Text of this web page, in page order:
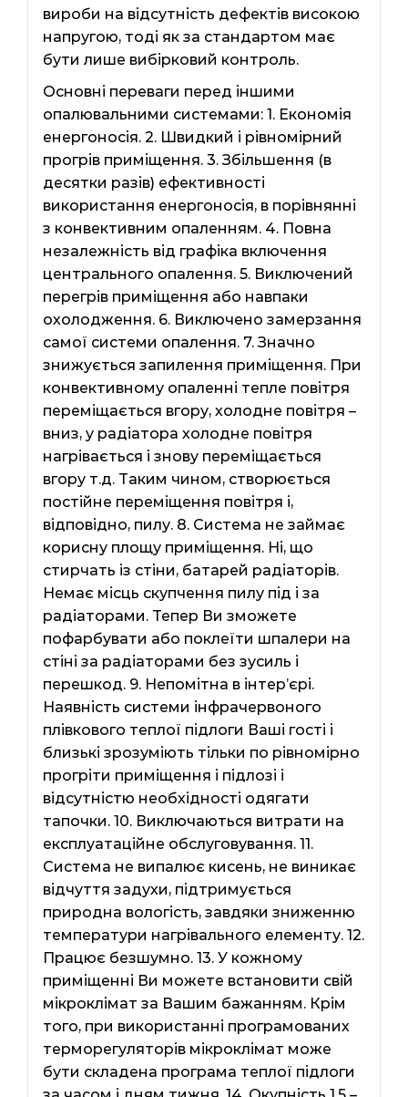
вироби на відсутність дефектів високою
напругою, тоді як за стандартом має
бути лише вибірковий контроль.
Основні переваги перед іншими
опалювальними системами: 1. Економія
енергоносія. 2. Швидкий і рівномірний
прогрів приміщення. 3. Збільшення (в
десятки разів) ефективності
використання енергоносія, в порівнянні
з конвективним опаленням. 4. Повна
незалежність від графіка включення
центрального опалення. 5. Виключений
перегрів приміщення або навпаки
охолодження. 6. Виключено замерзання
самої системи опалення. 7. Значно
знижується запилення приміщення. При
конвективному опаленні тепле повітря
переміщається вгору, холодне повітря –
вниз, у радіатора холодне повітря
нагрівається і знову переміщається
вгору т.д. Таким чином, створюється
постійне переміщення повітря і,
відповідно, пилу. 8. Система не займає
корисну площу приміщення. Ні, що
стирчать із стіни, батарей радіаторів.
Немає місць скупчення пилу під і за
радіаторами. Тепер Ви зможете
пофарбувати або поклеїти шпалери на
стіні за радіаторами без зусиль і
перешкод. 9. Непомітна в інтер’єрі.
Наявність системи інфрачервоного
плівкового теплої підлоги Ваші гості і
близькі зрозуміють тільки по рівномірно
прогріти приміщення і підлозі і
відсутністю необхідності одягати
тапочки. 10. Виключаються витрати на
експлуатаційне обслуговування. 11.
Система не випалює кисень, не виникає
відчуття задухи, підтримується
природна вологість, завдяки зниженню
температури нагрівального елементу. 12.
Працює безшумно. 13. У кожному
приміщенні Ви можете встановити свій
мікроклімат за Вашим бажанням. Крім
того, при використанні програмованих
терморегуляторів мікроклімат може
бути складена програма теплої підлоги